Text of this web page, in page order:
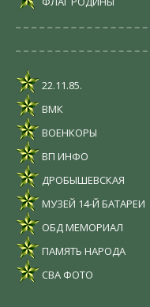
22.11.85.
ВМК
ВОЕНКОРЫ
ВП ИНФО
ДРОБЫШЕВСКАЯ
МУЗЕЙ 14-Й БАТАРЕИ
ОБД МЕМОРИАЛ
ПАМЯТЬ НАРОДА
СВА ФОТО